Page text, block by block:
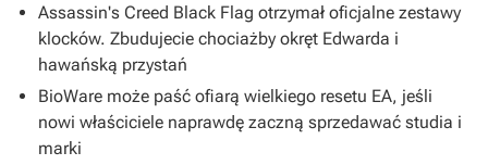
Assassin's Creed Black Flag otrzymał oficjalne zestawy
klocków. Zbudujecie chociażby okręt Edwarda i
hawańską przystań
BioWare może paść ofiarą wielkiego resetu EA, jeśli
nowi właściciele naprawdę zaczną sprzedawać studia i
marki